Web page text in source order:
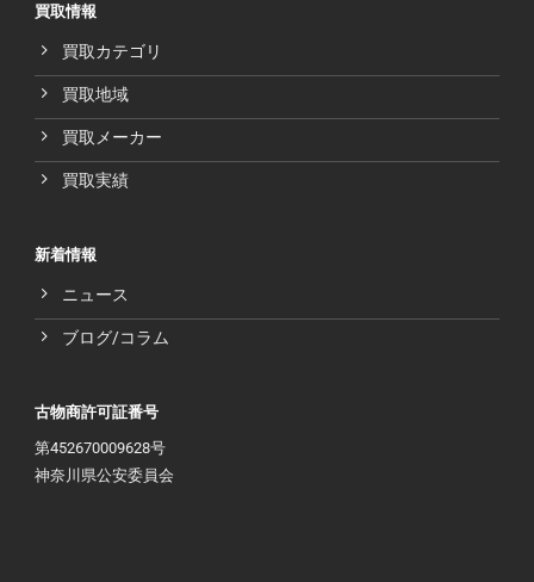
買取情報
買取カテゴリ
買取地域
買取メーカー
買取実績
新着情報
ニュース
ブログ/コラム
古物商許可証番号
第452670009628号
神奈川県公安委員会